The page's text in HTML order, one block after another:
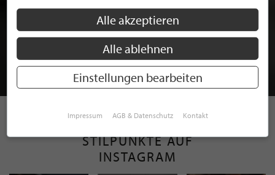
BEWERBEN SIE SICH FÜR EINE GRATIS
MITGLIEDSCHAFT BEI STILPUNKTE®
JETZT GRATIS BEWERBEN
STILPUNKTE AUF
INSTAGRAM
Alle akzeptieren
Alle ablehnen
Einstellungen bearbeiten
Impressum AGB & Datenschutz Kontakt